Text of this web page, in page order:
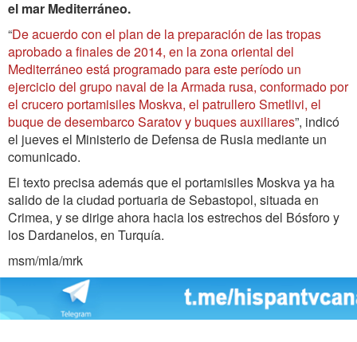
el mar Mediterráneo.
“De acuerdo con el plan de la preparación de las tropas
aprobado a finales de 2014, en la zona oriental del
Mediterráneo está programado para este período un
ejercicio del grupo naval de la Armada rusa, conformado por
el crucero portamisiles Moskva, el patrullero Smetlivi, el
buque de desembarco Saratov y buques auxiliares”, indicó
el jueves el Ministerio de Defensa de Rusia mediante un
comunicado.
El texto precisa además que el portamisiles Moskva ya ha
salido de la ciudad portuaria de Sebastopol, situada en
Crimea, y se dirige ahora hacia los estrechos del Bósforo y
los Dardanelos, en Turquía.
msm/mla/mrk